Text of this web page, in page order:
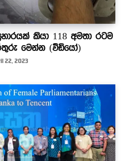
කියා 118 අමතා රටම
මෙන්න (වීඩියෝ)
22, 2023